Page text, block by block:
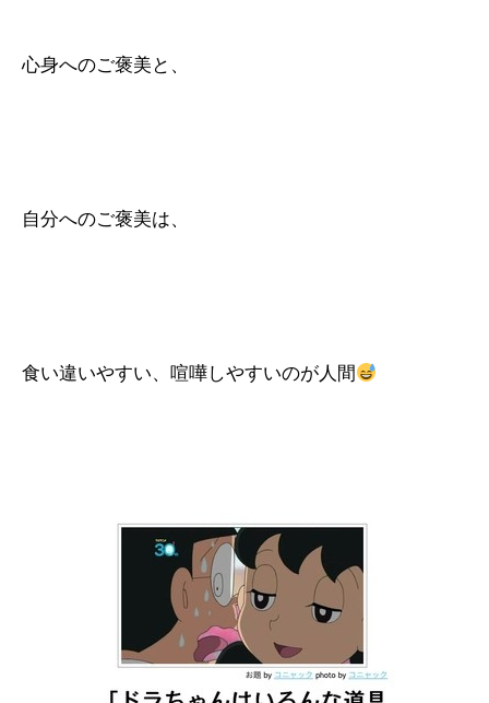
心身へのご褒美と、
自分へのご褒美は、
食い違いやすい、喧嘩しやすいのが人間